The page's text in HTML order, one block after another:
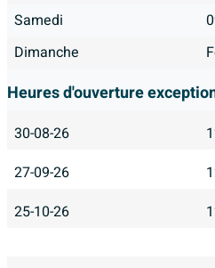
Samedi
Dimanche
Heures d'ouverture
30-08-26
27-09-26
25-10-26